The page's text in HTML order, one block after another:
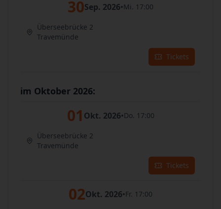
30Sep. 2026•Mi. 17:00
Überseebrücke 2
Travemünde
Tickets
im Oktober 2026:
01 Okt. 2026•Do. 17:00
Überseebrücke 2
Travemünde
Tickets
02Okt. 2026•Fr. 17:00